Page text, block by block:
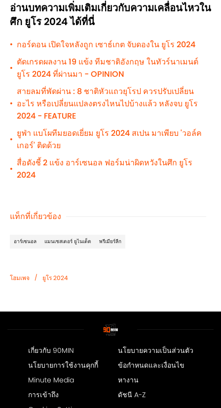
อ่านบทความเพิ่มเติมเกี่ยวกับความเคลื่อนไหวใน
ศึก ยูโร 2024 ได้ที่นี่
• กอร์ดอน เปิดใจหลังถูก เซาธ์เกต จับดองใน ยูโร 2024
•
ตัดเกรดผลงาน 19 แข้ง ทีมชาติอังกฤษ ในทัวร์นาเมนต์
ยูโร 2024 ที่ผ่านมา - OPINION
•
สายลมที่พัดผ่าน : 8 ชาติหัวแถวยุโรป ควรปรับเปลี่ยน
อะไร หรือเปลี่ยนแปลงตรงไหนไปบ้างแล้ว หลังจบ ยูโร
2024 - FEATURE
•
ยูฟ่า แบโผทีมยอดเยี่ยม ยูโร 2024 สเปน มาเพียบ 'วอล์ค
เกอร์' ติดด้วย
•
สื่อดังชี้ 2 แข้ง อาร์เซนอล ฟอร์มน่าผิดหวังในศึก ยูโร
2024
แท็กที่เกี่ยวข้อง
อาร์เซนอล แมนเชสเตอร์ ยูไนเต็ด พรีเมียร์ลีก
โฮมเพจ / ยูโร 2024
เกี่ยวกับ 90MIN
นโยบายความเป็นส่วนตัว
นโยบายการใช้งานคุกกี้
ข้อกำหนดและเงื่อนไข
Minute Media
หางาน
การเข้าถึง
ดัชนี A-Z